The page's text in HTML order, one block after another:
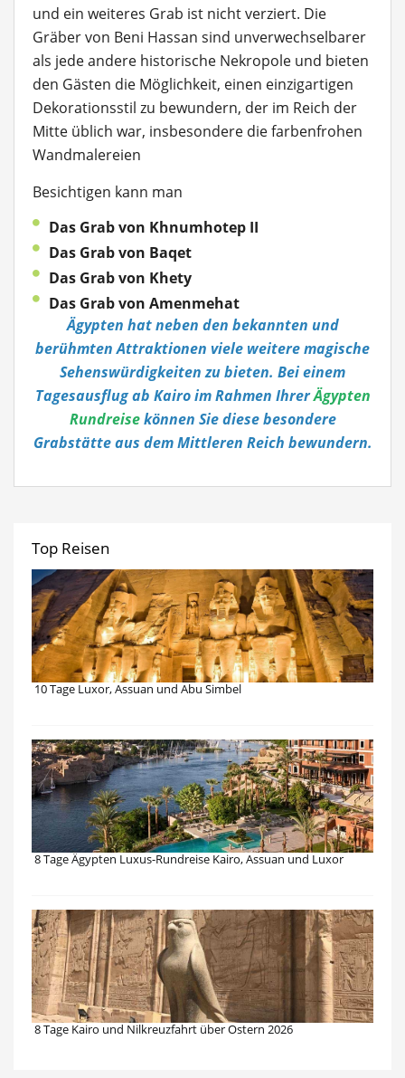
und ein weiteres Grab ist nicht verziert. Die
Gräber von Beni Hassan sind unverwechselbarer
als jede andere historische Nekropole und bieten
den Gästen die Möglichkeit, einen einzigartigen
Dekorationsstil zu bewundern, der im Reich der
Mitte üblich war, insbesondere die farbenfrohen
Wandmalereien
Besichtigen kann man
Das Grab von Khnumhotep II
Das Grab von Baqet
Das Grab von Khety
Das Grab von Amenmehat
Ägypten hat neben den bekannten und
berühmten Attraktionen viele weitere magische
Sehenswürdigkeiten zu bieten. Bei einem
Tagesausflug ab Kairo im Rahmen IhrerÄgypten
Rundreisekönnen Sie diese besondere
Grabstätte aus dem Mittleren Reich bewundern.
Top Reisen
10 Tage Luxor, Assuan und Abu Simbel
8 Tage Ägypten Luxus-Rundreise Kairo, Assuan und Luxor
8 Tage Kairo und Nilkreuzfahrt über Ostern 2026